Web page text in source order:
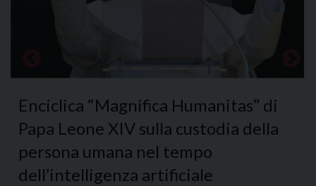
Enciclica “Magnifica Humanitas” di
Papa Leone XIV sulla custodia della
persona umana nel tempo
dell’intelligenza artificiale